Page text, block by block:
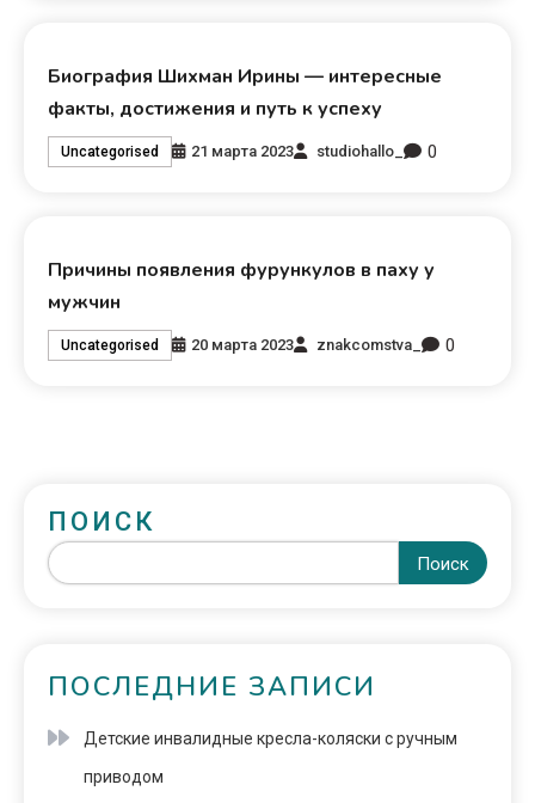
Биография Шихман Ирины — интересные
факты, достижения и путь к успеху
Uncategorised 21 марта 2023 studiohallo_ 0
Причины появления фурункулов в паху у
мужчин
Uncategorised 20 марта 2023 znakcomstva_ 0
ПОИСК
Поиск
ПОСЛЕДНИЕ ЗАПИСИ
Детские инвалидные кресла-коляски с ручным
приводом